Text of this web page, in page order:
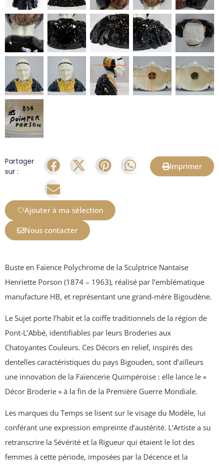
Partager
sur :
Imprimer
Ajouter à ma sélection
Nous contacter
Buste en Faïence Polychrome de la Sculptrice Nantaise
Henriette Porson (1874 – 1963), réalisé par l’emblématique
manufacture HB, et représentant une grand-mère Bigoudène.
Le Sujet porte l’habit et la coiffe traditionnels de la région de
Pont-L’Abbé, identifiables par leurs Broderies aux
Chatoyantes Couleurs. Ces Décors en relief, inspirés des
dentelles caractéristiques du pays Bigouden, sont d’ailleurs
une innovation de la Faïencerie Quimpéroise : elle lance le «
Décor Broderie » à la fin de la Première Guerre Mondiale.
Les marques du Temps se lisent sur le visage du Modèle, lui
conférant une expression empreinte d’austérité. L’Artiste a su
retranscrire la Sévérité et la Rigueur qui étaient le lot des
femmes à cette période, imposées par la Décence et la